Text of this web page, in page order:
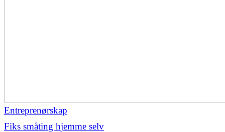
Entreprenørskap
Fiks småting hjemme selv